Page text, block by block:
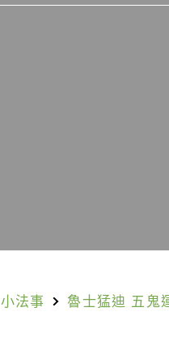
小法事 魯士猛迪 五鬼